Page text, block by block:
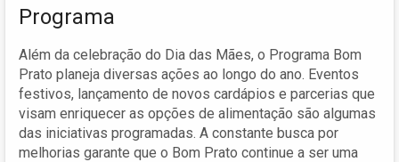
Programa
Além da celebração do Dia das Mães, o Programa Bom
Prato planeja diversas ações ao longo do ano. Eventos
festivos, lançamento de novos cardápios e parcerias que
visam enriquecer as opções de alimentação são algumas
das iniciativas programadas. A constante busca por
melhorias garante que o Bom Prato continue a ser uma